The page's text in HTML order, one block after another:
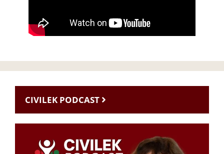
CIVILEK PODCAST